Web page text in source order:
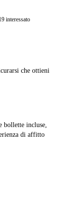
interessato
che ottieni
bollette incluse,
di affitto